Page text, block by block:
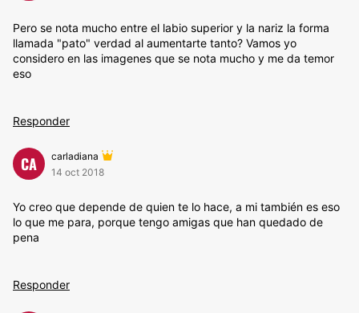
Pero se nota mucho entre el labio superior y la nariz la forma
llamada "pato" verdad al aumentarte tanto? Vamos yo
considero en las imagenes que se nota mucho y me da temor
eso
Responder
CA
carladiana
14 oct 2018
Yo creo que depende de quien te lo hace, a mi también es eso
lo que me para, porque tengo amigas que han quedado de
pena
Responder